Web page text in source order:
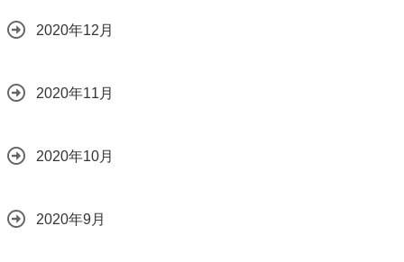
2020年12月
2020年11月
2020年10月
2020年9月